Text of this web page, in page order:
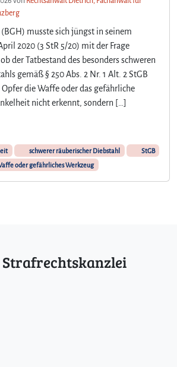
musste sich jüngst in seinem
2020 (3 StR 5/20) mit der Frage
der Tatbestand des besonders schweren
gemäß § 250 Abs. 2 Nr. 1 Alt. 2 StGB
die Waffe oder das gefährliche
nicht erkennt, sondern […]
schwerer räuberischer Diebstahl
StGB
oder gefährliches Werkzeug
Strafrechtskanzlei